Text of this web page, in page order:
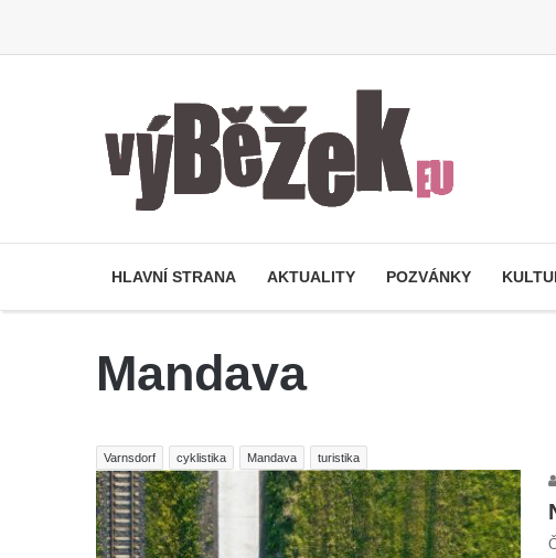
HLAVNÍ STRANA AKTUALITY POZVÁNKY
Mandava
Varnsdorf cyklistika Mandava turistika